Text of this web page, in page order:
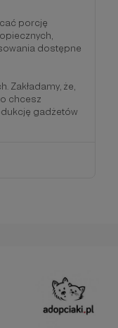
porcję
dostępne
Zakładamy, że,
chcesz
gadżetów